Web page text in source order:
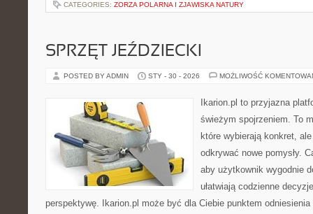
CATEGORIES: ZORZA POLARNA I ZJAWISKA NATURY
SPRZĘT JEŹDZIECKI
POSTED BY ADMIN STY - 30 - 2026 MOŻLIWOŚĆ
Ikarion.pl to przyjazna
świeżym spojrzeniem. To
które wybierają konkret,
odkrywać nowe pomysły.
aby użytkownik wygodnie
ułatwiają codzienne
perspektywę. Ikarion.pl może być dla Ciebie punktem